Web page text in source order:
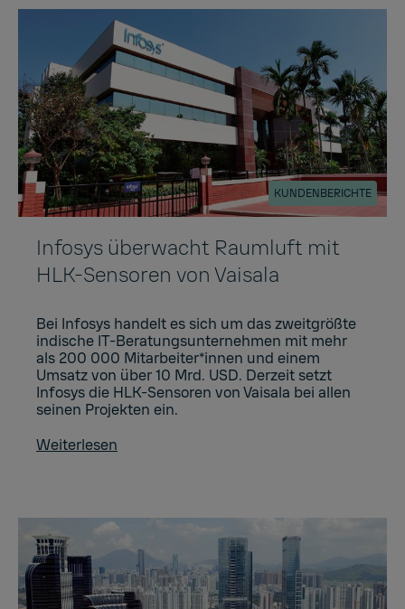
KUNDENBERICHTE
Infosys überwacht Raumluft mit
HLK-Sensoren von Vaisala
Bei Infosys handelt es sich um das zweitgrößte
indische IT-Beratungsunternehmen mit mehr
als 200 000 Mitarbeiter*innen und einem
Umsatz von über 10 Mrd. USD. Derzeit setzt
Infosys die HLK-Sensoren von Vaisala bei allen
seinen Projekten ein.
Weiterlesen